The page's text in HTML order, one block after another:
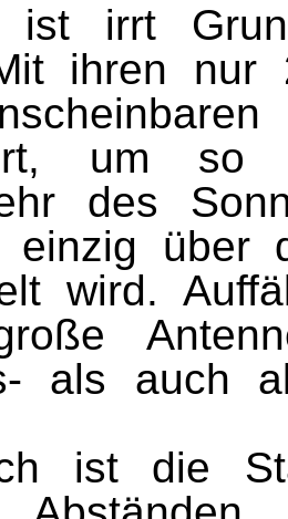
ist irrt
ihren nur
um so
des
einzig über
wird.
als auch
ist die